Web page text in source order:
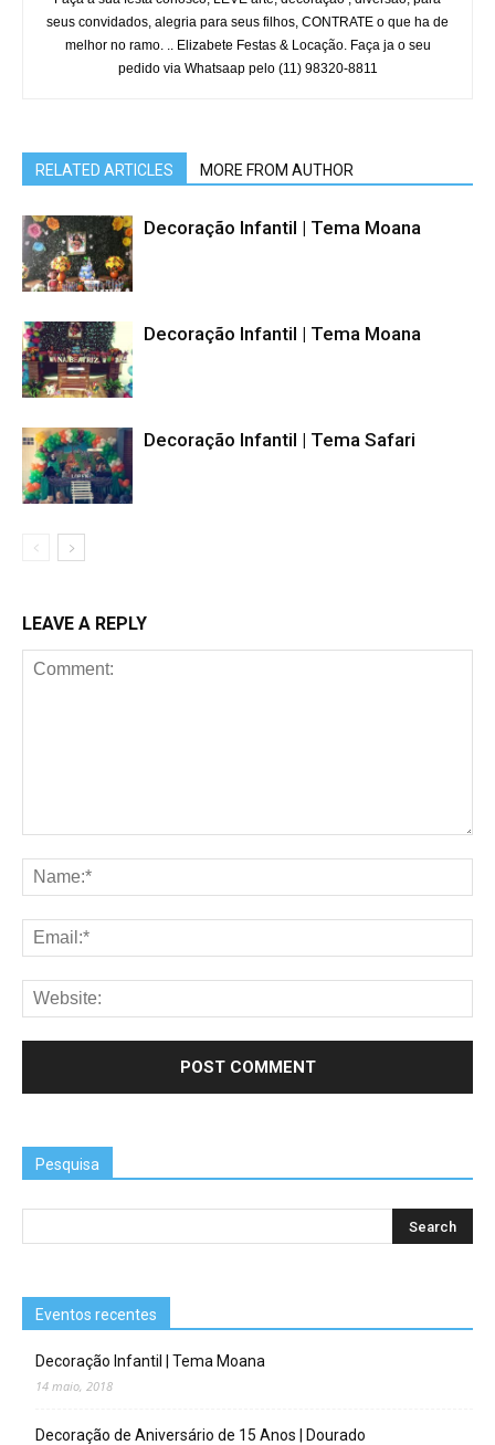
seus convidados, alegria para seus filhos, CONTRATE o que ha de
melhor no ramo. .. Elizabete Festas & Locação. Faça ja o seu
pedido via Whatsaap pelo (11) 98320-8811
RELATED ARTICLES MORE FROM AUTHOR
Decoração Infantil | Tema Moana
Decoração Infantil | Tema Moana
Decoração Infantil | Tema Safari
LEAVE A REPLY
Pesquisa
Eventos recentes
Decoração Infantil | Tema Moana
14 maio, 2018
Decoração de Aniversário de 15 Anos | Dourado